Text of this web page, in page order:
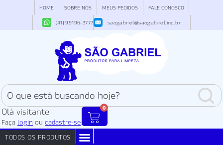
HOME SOBRE NÓS MEUS PEDIDOS FALE CONOSCO
(41) 99196-3777 saogabriel@saogabriel.ind.br
Olá visitante
Faça login ou cadastre-se.
0
TODOS OS PRODUTOS